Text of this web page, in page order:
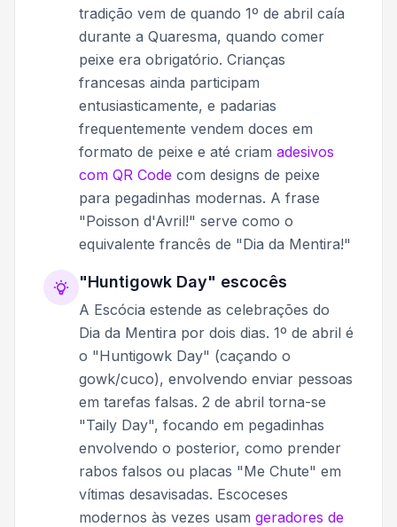
tradição vem de quando 1º de abril caía
durante a Quaresma, quando comer
peixe era obrigatório. Crianças
francesas ainda participam
entusiasticamente, e padarias
frequentemente vendem doces em
formato de peixe e até criam adesivos
com QR Code com designs de peixe
para pegadinhas modernas. A frase
"Poisson d'Avril!" serve como o
equivalente francês de "Dia da Mentira!"
"Huntigowk Day" escocês
A Escócia estende as celebrações do
Dia da Mentira por dois dias. 1º de abril é
o "Huntigowk Day" (caçando o
gowk/cuco), envolvendo enviar pessoas
em tarefas falsas. 2 de abril torna-se
"Taily Day", focando em pegadinhas
envolvendo o posterior, como prender
rabos falsos ou placas "Me Chute" em
vítimas desavisadas. Escoceses
modernos às vezes usam geradores de